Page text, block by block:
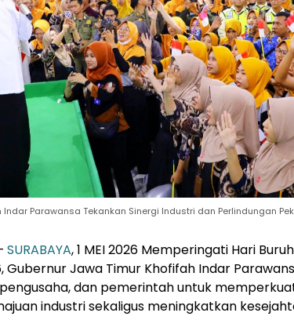
Indar Parawansa Tekankan Sinergi Industri dan Perlindungan
SURABAYA, 1 MEI 2026 Memperingati Hari
Gubernur Jawa Timur Khofifah Indar
dan pemerintah untuk
industri sekaligus meningkatkan